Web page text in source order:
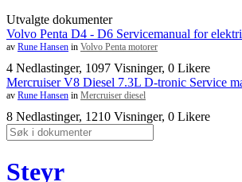
Utvalgte dokumenter
Volvo Penta D4 - D6 Servicemanual for
av Rune Hansen in Volvo Penta motorer
4 Nedlastinger, 1097 Visninger, 0 Likere
Mercruiser V8 Diesel 7.3L D-tronic Service
av Rune Hansen in Mercruiser diesel
8 Nedlastinger, 1210 Visninger, 0 Likere
Steyr